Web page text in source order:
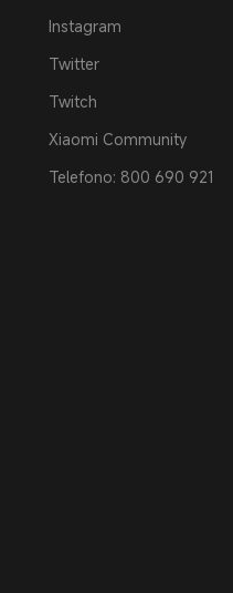
Instagram
Twitter
Twitch
Xiaomi Community
Telefono: 800 690 921